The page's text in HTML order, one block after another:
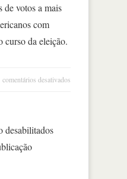
de votos a mais
com
curso da eleição.
comentários desativados
desabilitados